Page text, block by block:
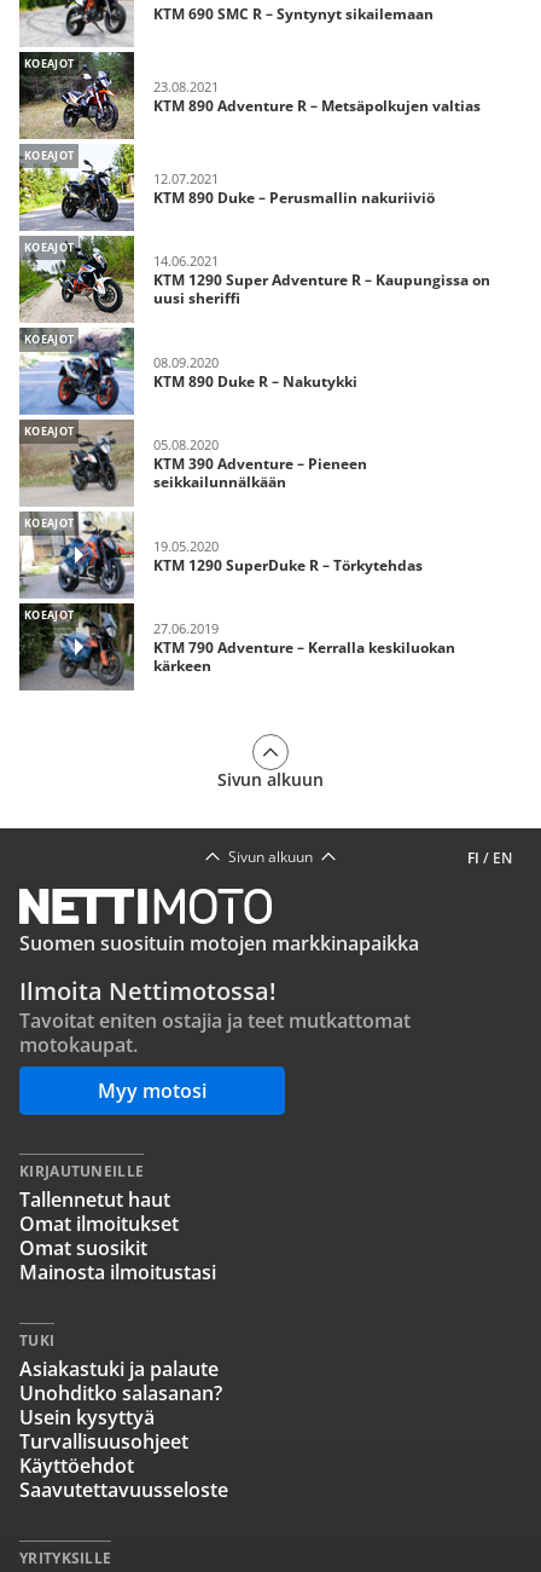
KTM 690 SMC R – Syntynyt sikailemaan
KOEAJOT
23.08.2021
KTM 890 Adventure R – Metsäpolkujen valtias
KOEAJOT
12.07.2021
KTM 890 Duke – Perusmallin nakuriiviö
KOEAJOT
14.06.2021
KTM 1290 Super Adventure R – Kaupungissa on
uusi sheriffi
KOEAJOT
08.09.2020
KTM 890 Duke R – Nakutykki
KOEAJOT
05.08.2020
KTM 390 Adventure – Pieneen
seikkailunnälkään
KOEAJOT
19.05.2020
KTM 1290 SuperDuke R – Törkytehdas
KOEAJOT
27.06.2019
KTM 790 Adventure – Kerralla keskiluokan
kärkeen
Sivun alkuun
FI / EN
Sivun alkuun
Suomen suosituin motojen markkinapaikka
Ilmoita Nettimotossa!
Tavoitat eniten ostajia ja teet mutkattomat
motokaupat.
Myy motosi
KIRJAUTUNEILLE
Tallennetut haut
Omat ilmoitukset
Omat suosikit
Mainosta ilmoitustasi
TUKI
Asiakastuki ja palaute
Unohditko salasanan?
Usein kysyttyä
Turvallisuusohjeet
Käyttöehdot
Saavutettavuusseloste
YRITYKSILLE